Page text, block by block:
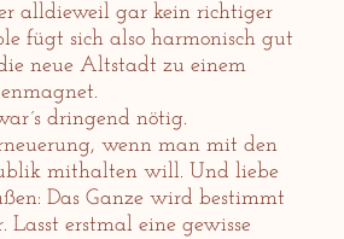
alldieweil gar kein richtiger
fügt sich also harmonisch gut
neue Altstadt zu einem
dringend nötig.
wenn man mit den
mithalten will. Und liebe
Das Ganze wird bestimmt
erstmal eine gewisse